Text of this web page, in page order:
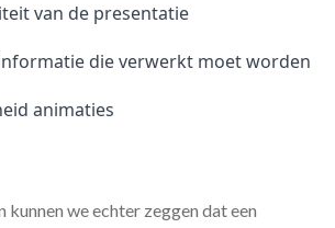
van de presentatie
die verwerkt moet worden
animaties
kunnen we echter zeggen dat een